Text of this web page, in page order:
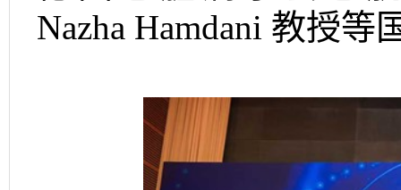
Nazha Hamdani 教授等